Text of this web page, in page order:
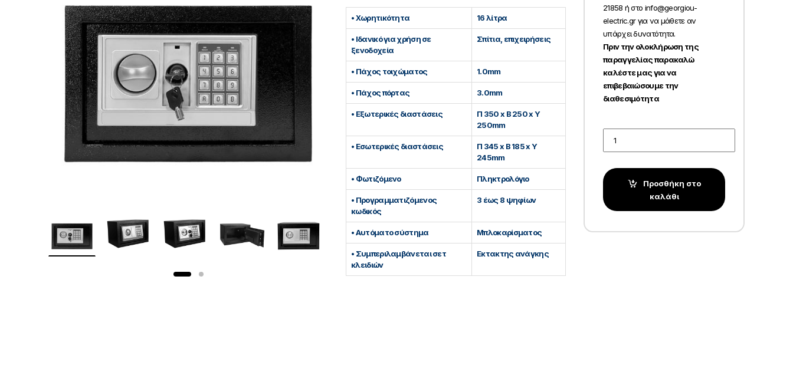
• Χωρητικότητα 16 λίτρα
• Ιδανικό για χρήση σε
ξενοδοχεία
Σπίτια, επιχειρήσεις
• Πάχος τοιχώματος 1.0mm
• Πάχος πόρτας 3.0mm
• Εξωτερικές διαστάσεις
Π 350 x Β 250 x Υ
250mm
• Εσωτερικές διαστάσεις
Π 345 x Β 185 x Υ
245mm
• Φωτιζόμενο Πληκτρολόγιο
• Προγραμματιζόμενος
κωδικός
3 έως 8 ψηφίων
• Αυτόματο σύστημα Μπλοκαρίσματος
• Συμπεριλαμβάνεται σετ
κλειδιών
Εκτακτης ανάγκης
21858 ή στο info@georgiou-
electric.gr για να μάθετε αν
υπάρχει δυνατότητα.
Πριν την ολοκλήρωση της
παραγγελίας παρακαλώ
καλέστε μας για να
επιβεβαιώσουμε την
διαθεσιμότητα
Προσθήκη στο
καλάθι